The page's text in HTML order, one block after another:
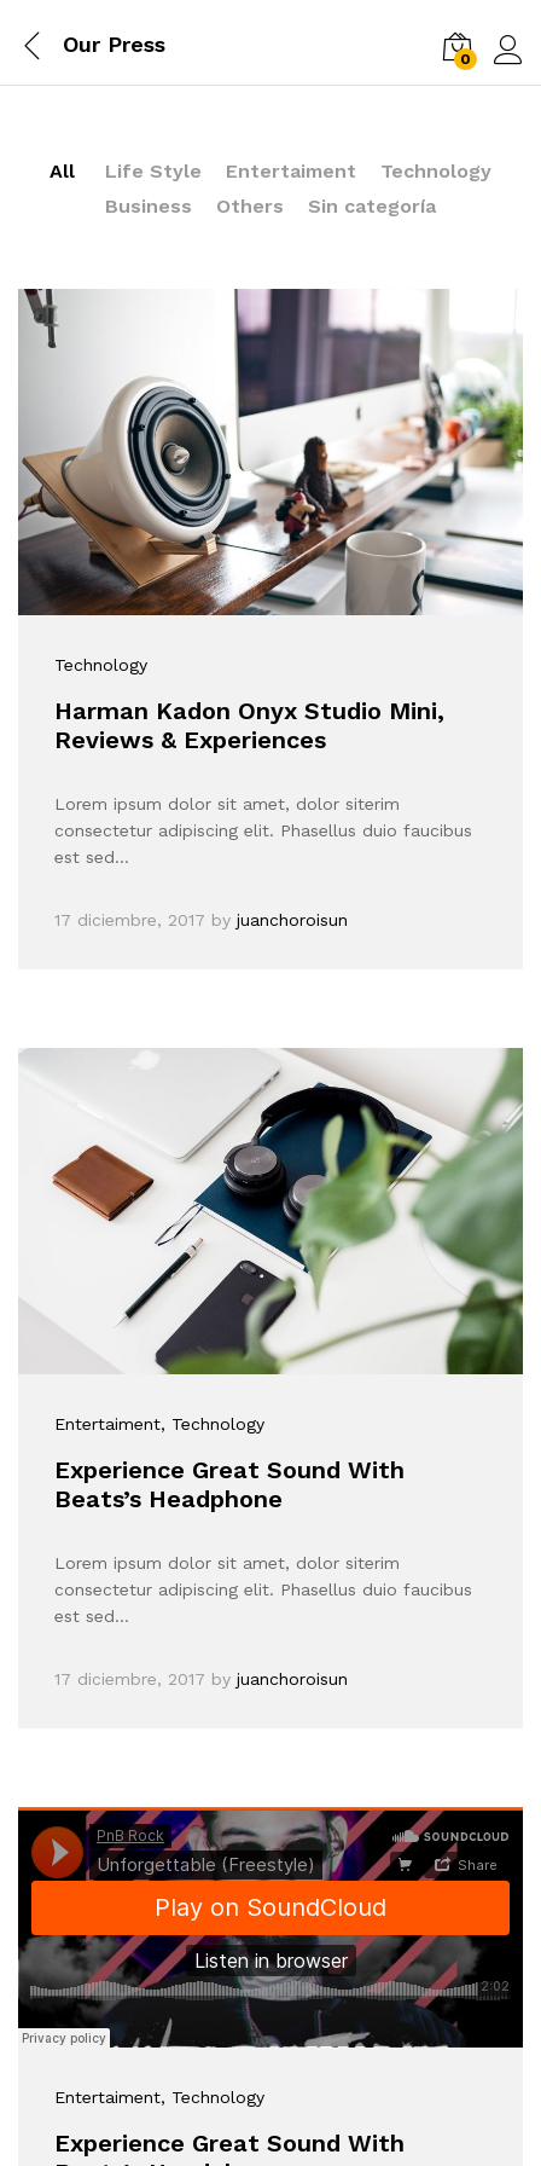
Our Press
0
All Life Style Entertaiment
Technology
Business
Others Sin categoría
Technology
Harman Kadon Onyx Studio Mini,
Reviews & Experiences
Lorem ipsum dolor sit amet, dolor siterim
consectetur adipiscing elit. Phasellus duio faucibus
est sed…
17 diciembre, 2017 by juanchoroisun
Entertaiment, Technology
Experience Great Sound With
Beats’s Headphone
Lorem ipsum dolor sit amet, dolor siterim
consectetur adipiscing elit. Phasellus duio faucibus
est sed…
17 diciembre, 2017 by juanchoroisun
Entertaiment, Technology
Experience Great Sound With